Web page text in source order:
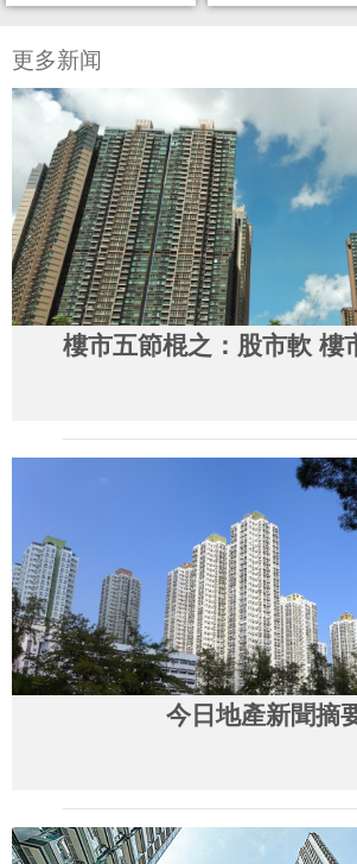
更多新闻
樓市五節棍之：股市軟 樓
今日地產新聞摘